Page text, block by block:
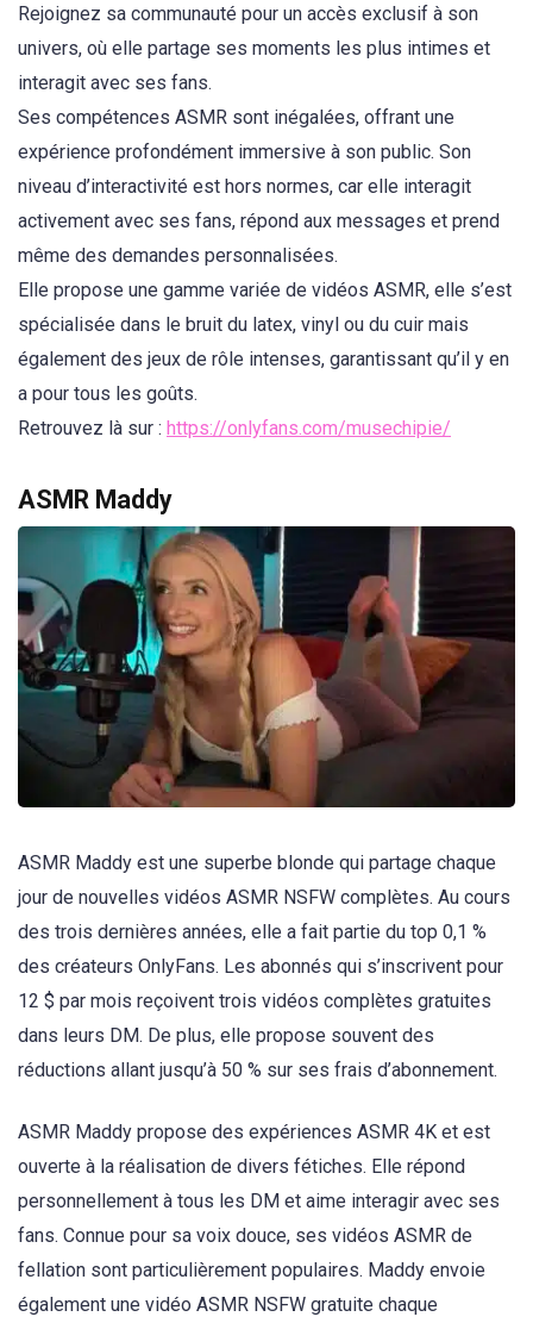
Rejoignez sa communauté pour un accès exclusif à son
univers, où elle partage ses moments les plus intimes et
interagit avec ses fans.
Ses compétences ASMR sont inégalées, offrant une
expérience profondément immersive à son public. Son
niveau d’interactivité est hors normes, car elle interagit
activement avec ses fans, répond aux messages et prend
même des demandes personnalisées.
Elle propose une gamme variée de vidéos ASMR, elle s’est
spécialisée dans le bruit du latex, vinyl ou du cuir mais
également des jeux de rôle intenses, garantissant qu’il y en
a pour tous les goûts.
Retrouvez là sur : https://onlyfans.com/musechipie/
ASMR Maddy
ASMR Maddy est une superbe blonde qui partage chaque
jour de nouvelles vidéos ASMR NSFW complètes. Au cours
des trois dernières années, elle a fait partie du top 0,1 %
des créateurs OnlyFans. Les abonnés qui s’inscrivent pour
12 $ par mois reçoivent trois vidéos complètes gratuites
dans leurs DM. De plus, elle propose souvent des
réductions allant jusqu’à 50 % sur ses frais d’abonnement.
ASMR Maddy propose des expériences ASMR 4K et est
ouverte à la réalisation de divers fétiches. Elle répond
personnellement à tous les DM et aime interagir avec ses
fans. Connue pour sa voix douce, ses vidéos ASMR de
fellation sont particulièrement populaires. Maddy envoie
également une vidéo ASMR NSFW gratuite chaque